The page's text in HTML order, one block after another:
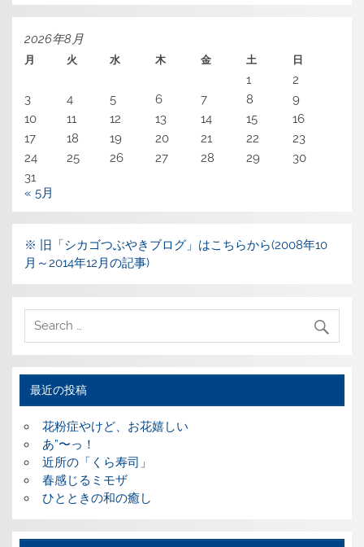
2026年8月
月 火 水 木 金 土 日
1
2
3
4 5 6 7 8
9
10
11 12 13 14 15
16
17
18 19 20 21 22
23
24
25 26 27 28 29
30
31
« 5月
※ 旧「シカゴつぶやきブログ」はこちらから(2008年10
月～2014年12月の記事)
最近の投稿
花粉症やけど、お花嬉しい
あ”〜っ！
近所の「くら寿司」
春感じるミモザ
ひとときの和の癒し